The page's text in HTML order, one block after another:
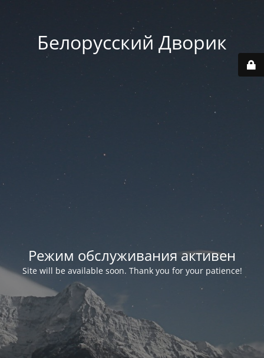
Белорусский Дворик
Режим обслуживания активен
Site will be available soon. Thank you for your patience!